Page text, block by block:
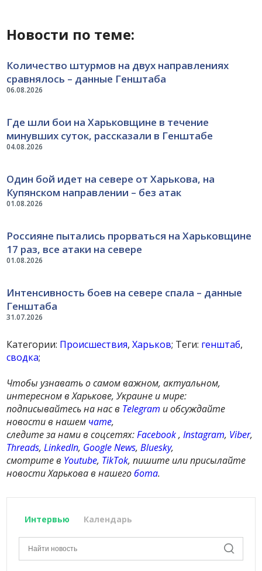
Новости по теме:
06.08.2026
Количество штурмов на двух направлениях
сравнялось – данные Генштаба
04.08.2026
Где шли бои на Харьковщине в течение
минувших суток, рассказали в Генштабе
01.08.2026
Один бой идет на севере от Харькова, на
Купянском направлении – без атак
01.08.2026
Россияне пытались прорваться на Харьковщине
17 раз, все атаки на севере
31.07.2026
Интенсивность боев на севере спала – данные
Генштаба
Категории: Происшествия,Харьков; Теги: генштаб,
сводка;
Чтобы узнавать о самом важном, актуальном,
интересном в Харькове, Украине и мире:
подписывайтесь на нас в Telegram и обсуждайте
новости в нашем чате,
следите за нами в соцсетях:Facebook,Instagram, Viber,
Threads,LinkedIn, Google News,Bluesky,
смотрите в Youtube, TikTok, пишите или присылайте
новости Харькова в нашегобота.
Интервью Календарь